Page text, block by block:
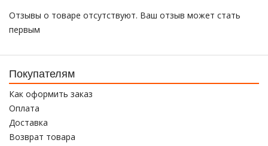
Отзывы о товаре отсутствуют. Ваш отзыв может стать
первым
Покупателям
Как оформить заказ
Оплата
Доставка
Возврат товара